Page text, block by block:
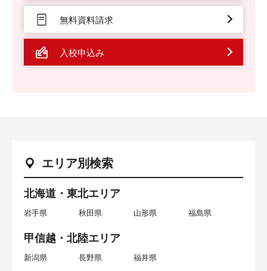
無料資料請求
入校申込み
エリア別検索
北海道・東北エリア
岩手県 秋田県 山形県 福島県
甲信越・北陸エリア
新潟県 長野県 福井県